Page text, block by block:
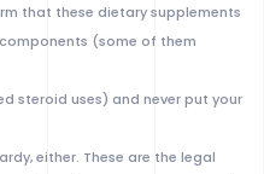
that these dietary supplements
(some of them
steroid uses) and never put your
either. These are the legal